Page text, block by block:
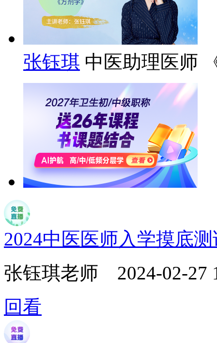
张钰琪 中医助理医师
2024中医医师入学摸底
张钰琪老师 2024-02-27
回看